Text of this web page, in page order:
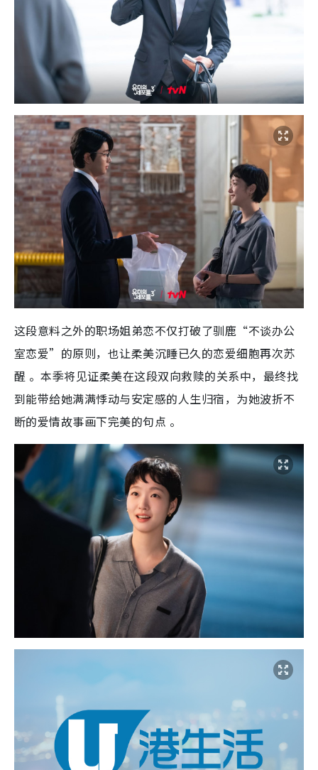
这段意料之外的职场姐弟恋不仅打破了驯鹿“不谈办公
室恋爱”的原则，也让柔美沉睡已久的恋爱细胞再次苏
醒 。本季将见证柔美在这段双向救赎的关系中，最终找
到能带给她满满悸动与安定感的人生归宿，为她波折不
断的爱情故事画下完美的句点 。